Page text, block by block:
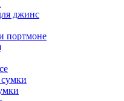
джинс
портмоне